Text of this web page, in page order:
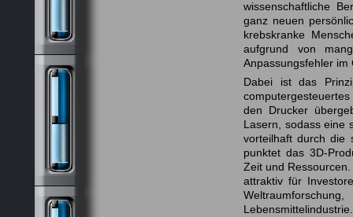
wissenschaftliche
ganz neuen
krebskranke
aufgrund von
Anpassungsfehler im
Dabei ist das
den Drucker
Lasern, sodass eine
vorteilhaft durch die
punktet das 3D-
Zeit und
attraktiv für